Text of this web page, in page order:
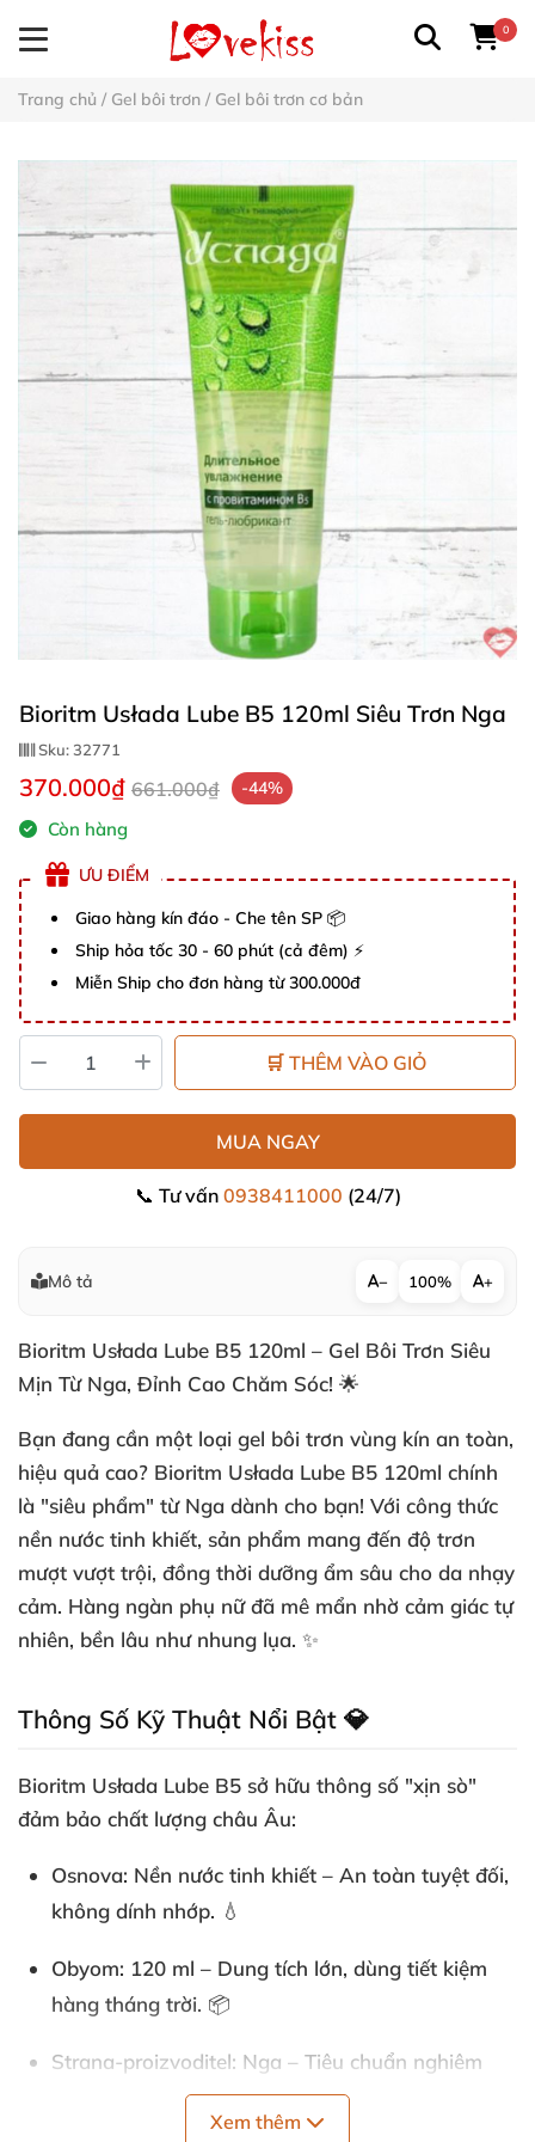
0
Trang chủ / Gel bôi trơn / Gel bôi trơn cơ bản
Bioritm Usłada Lube B5 120ml Siêu Trơn Nga
Sku:32771
370.000₫ 661.000₫ -44%
Còn hàng
ƯU ĐIỂM
Giao hàng kín đáo - Che tên SP 📦
Ship hỏa tốc 30 - 60 phút (cả đêm) ⚡
Miễn Ship cho đơn hàng từ 300.000đ
🛒 THÊM VÀO GIỎ
MUA NGAY
📞 Tư vấn 0938411000 (24/7)
Mô tả − 100% +
Bioritm Usłada Lube B5 120ml – Gel Bôi Trơn Siêu
Mịn Từ Nga, Đỉnh Cao Chăm Sóc! 🌟
Bạn đang cần một loại gel bôi trơn vùng kín an toàn,
hiệu quả cao? Bioritm Usłada Lube B5 120ml chính
là "siêu phẩm" từ Nga dành cho bạn! Với công thức
nền nước tinh khiết, sản phẩm mang đến độ trơn
mượt vượt trội, đồng thời dưỡng ẩm sâu cho da nhạy
cảm. Hàng ngàn phụ nữ đã mê mẩn nhờ cảm giác tự
nhiên, bền lâu như nhung lụa. ✨
Thông Số Kỹ Thuật Nổi Bật 💎
Bioritm Usłada Lube B5 sở hữu thông số "xịn sò"
đảm bảo chất lượng châu Âu:
Osnova: Nền nước tinh khiết – An toàn tuyệt đối,
không dính nhớp. 💧
Obyom: 120 ml – Dung tích lớn, dùng tiết kiệm
hàng tháng trời. 📦
Strana-proizvoditel: Nga – Tiêu chuẩn nghiêm
ngặt, kiểm nghiệm lâm sàng. 🇷🇺
Xem thêm